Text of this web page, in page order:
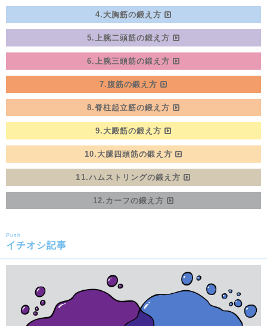
4.大胸筋の鍛え方
5.上腕二頭筋の鍛え方
6.上腕三頭筋の鍛え方
7.腹筋の鍛え方
8.脊柱起立筋の鍛え方
9.大殿筋の鍛え方
10.大腿四頭筋の鍛え方
11.ハムストリングの鍛え方
12.カーフの鍛え方
Push
イチオシ記事